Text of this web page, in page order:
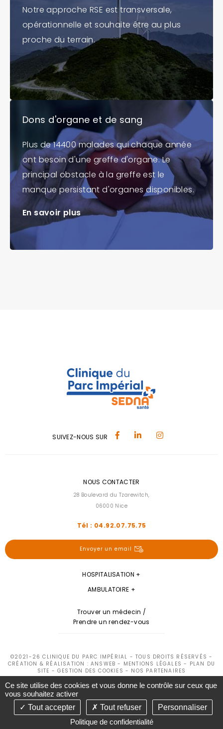
Notre approche RSE est transversale,
opérationnelle et souhaite être au plus
proche du terrain.
Dons d'organe et de sang
Plus de 14400 malades qui chaque année
ont besoin d'une greffe d'organe. Le
principal obstacle à la greffe est le
manque persistant d'organes disponibles.
En savoir plus
SUIVEZ-NOUS SUR
NOUS CONTACTER
28 Boulevard du Tzarewitch,
06000 Nice
Tél : 04.92.07.75.75
Envoyer un email
HOSPITALISATION
AMBULATOIRE
Trouver un médecin /
Prendre un rendez-vous
©2021-26 CLINIQUE DU PARC IMPÉRIAL - TOUS DROITS RÉSERVÉS -
CRÉATION & RÉALISATION : ANSWEB - MENTIONS LÉGALES - PLAN DU
SITE - GESTION DES COOKIES - NOS PARTENAIRES
Ce site utilise des cookies et vous donne le contrôle sur ceux que
vous souhaitez activer
Tout accepter
Tout refuser
Personnaliser
Politique de confidentialité